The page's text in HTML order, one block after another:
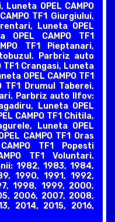
Luneta OPEL CAMPO
TF1 Giurgiului,
Luneta OPEL
OPEL CAMPO TF1
TF1 Pieptanari,
Parbriz auto
TF1 Crangasi, Luneta
OPEL CAMPO TF1
TF1 Drumul Taberei,
Parbriz auto Ilfov:
Luneta OPEL
CAMPO TF1 Chitila,
Luneta OPEL
CAMPO TF1 Oras
TF1 Popesti
TF1 Voluntari.
1982, 1983, 1984,
1990, 1991, 1992,
1998, 1999, 2000,
2006, 2007, 2008,
2014, 2015, 2016,